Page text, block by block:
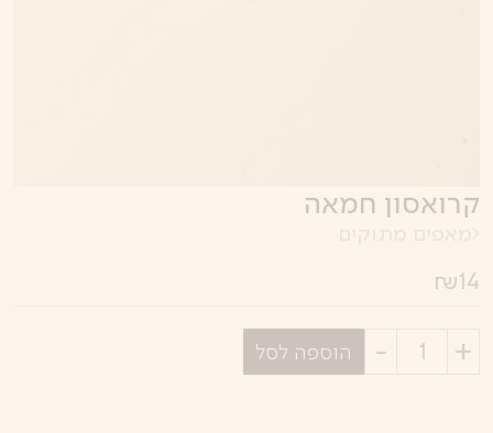
קרואסון חמאה
14
₪
בחר
הוספה לסל